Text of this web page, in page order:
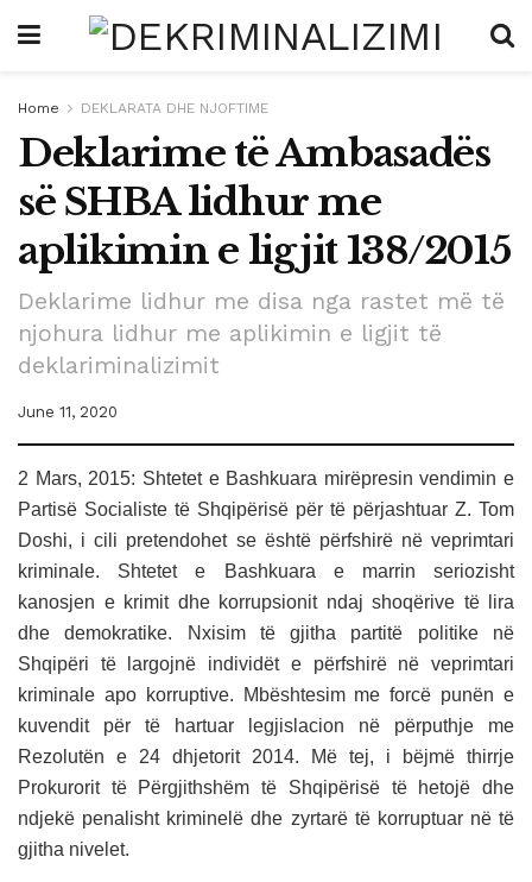
Home DEKLARATA DHE NJOFTIME
Deklarime të Ambasadës
së SHBA lidhur me
aplikimin e ligjit 138/2015
Deklarime lidhur me disa nga rastet më të
njohura lidhur me aplikimin e ligjit të
deklariminalizimit
June 11, 2020
2 Mars, 2015: Shtetet e Bashkuara mirëpresin vendimin e
Partisë Socialiste të Shqipërisë për të përjashtuar Z. Tom
Doshi, i cili pretendohet se është përfshirë në veprimtari
kriminale. Shtetet e Bashkuara e marrin seriozisht
kanosjen e krimit dhe korrupsionit ndaj shoqërive të lira
dhe demokratike. Nxisim të gjitha partitë politike në
Shqipëri të largojnë individët e përfshirë në veprimtari
kriminale apo korruptive. Mbështesim me forcë punën e
kuvendit për të hartuar legjislacion në përputhje me
Rezolutën e 24 dhjetorit 2014. Më tej, i bëjmë thirrje
Prokurorit të Përgjithshëm të Shqipërisë të hetojë dhe
ndjekë penalisht kriminelë dhe zyrtarë të korruptuar në të
gjitha nivelet.